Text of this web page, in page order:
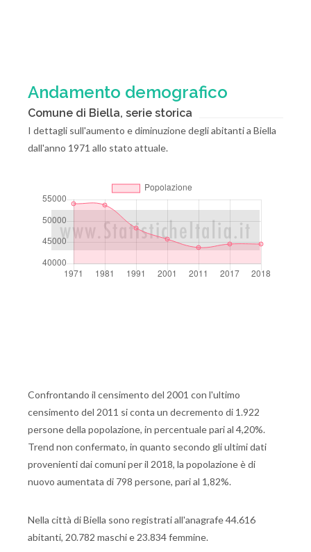
Andamento demografico
Comune di Biella, serie storica
I dettagli sull'aumento e diminuzione degli abitanti a Biella
dall'anno 1971 allo stato attuale.
Confrontando il censimento del 2001 con l'ultimo
censimento del 2011 si conta un decremento di 1.922
persone della popolazione, in percentuale pari al 4,20%.
Trend non confermato, in quanto secondo gli ultimi dati
provenienti dai comuni per il 2018, la popolazione è di
nuovo aumentata di 798 persone, pari al 1,82%.
Nella città di Biella sono registrati all'anagrafe 44.616
abitanti, 20.782 maschi e 23.834 femmine.